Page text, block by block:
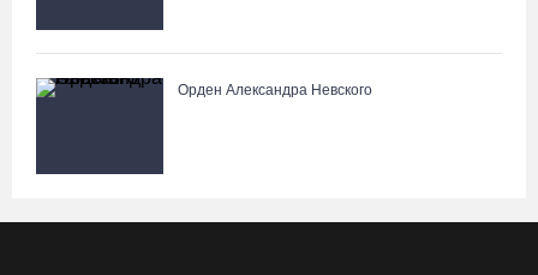
Орден Александра Невского